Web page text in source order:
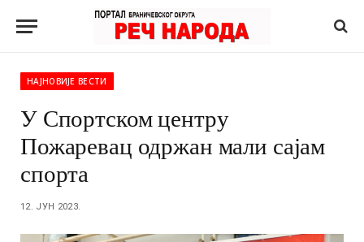
НАЈНОВИЈЕ ВЕСТИ
У Спортском центру
Пожаревац одржан мали сајам
спорта
12. ЈУН 2023.